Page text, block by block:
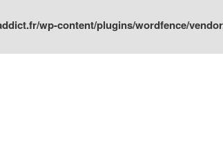
wp-content/plugins/wordfence/